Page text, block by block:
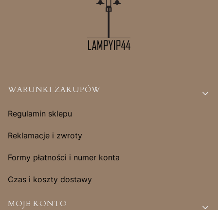
Linki w stopce
WARUNKI ZAKUPÓW
Regulamin sklepu
Reklamacje i zwroty
Formy płatności i numer konta
Czas i koszty dostawy
MOJE KONTO